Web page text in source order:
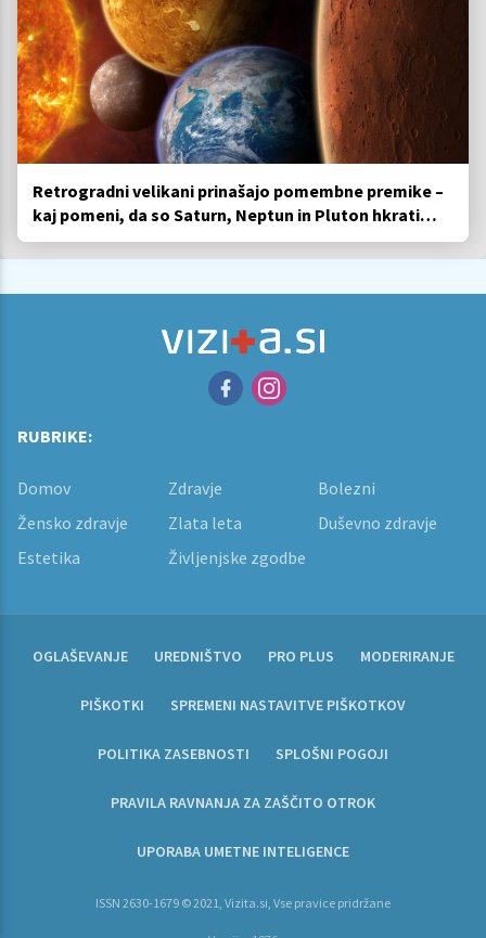
Retrogradni velikani prinašajo pomembne premike –
kaj pomeni, da so Saturn, Neptun in Pluton hkrati
retrogradni?
RUBRIKE:
Domov Zdravje
Bolezni
Žensko zdravje
Zlata leta
Duševno zdravje
Estetika
Življenjske zgodbe
OGLAŠEVANJE UREDNIŠTVO PRO PLUS MODERIRANJE
PIŠKOTKI SPREMENI NASTAVITVE PIŠKOTKOV
POLITIKA ZASEBNOSTI SPLOŠNI POGOJI
PRAVILA RAVNANJA ZA ZAŠČITO OTROK
UPORABA UMETNE INTELIGENCE
ISSN 2630-1679 © 2021, Vizita.si, Vse pravice pridržane